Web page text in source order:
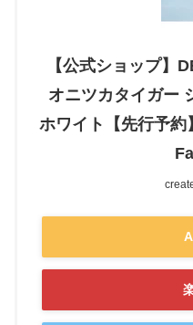
【公式ショップ
オニツカタイガー
ホワイト【先行予